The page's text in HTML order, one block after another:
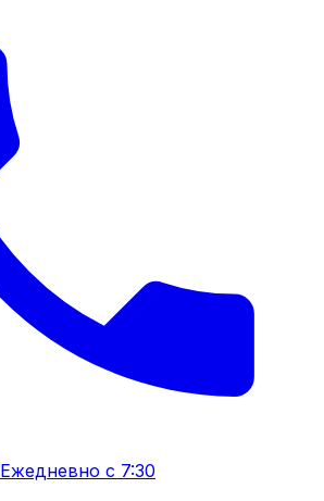
Ежедневно с 7:30